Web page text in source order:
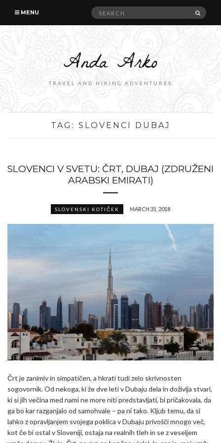
MENU
Search
TRAVEL AND HIKING ADVENTURES
TAG: SLOVENCI DUBAJ
SLOVENCI V SVETU: ČRT, DUBAJ (ZDRUŽENI
ARABSKI EMIRATI)
SLOVENSKI KOTIČEK MARCH 31, 2018
Črt je zanimiv in simpatičen, a hkrati tudi zelo skrivnosten
sogovornik. Od nekoga, ki že dve leti v Dubaju dela in doživlja stvari,
ki si jih večina med nami ne more niti predstavljati, bi pričakovala, da
ga bo kar razganjalo od samohvale – pa ni tako. Kljub temu, da si
lahko z opravljanjem svojega poklica v Dubaju privošči mnogo več,
kot če bi ostal v Sloveniji, ostaja na realnih tleh in se z veseljem